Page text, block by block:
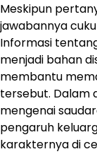
Meskipun
jawabannya
Informasi
menjadi bahan
membantu
tersebut. Dalam
mengenai
pengaruh
karakternya di